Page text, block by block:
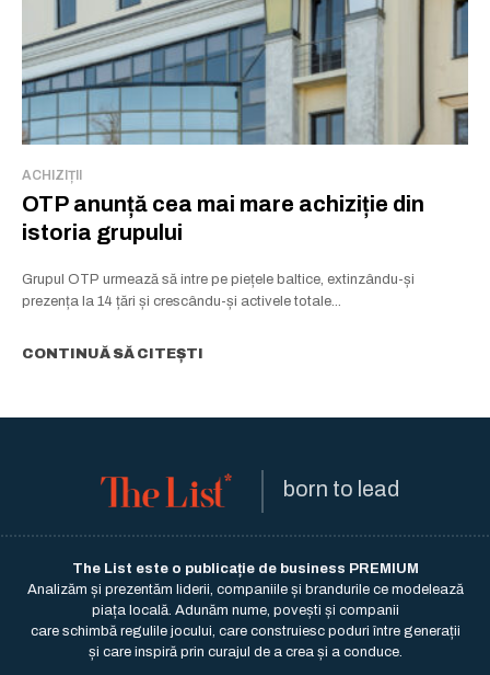
ACHIZIȚII
OTP anunță cea mai mare achiziție din
istoria grupului
Grupul OTP urmează să intre pe piețele baltice, extinzându-și
prezența la 14 țări și crescându-și activele totale...
CONTINUĂ SĂ CITEȘTI
born to lead
The List este o publicație de business PREMIUM
Analizăm și prezentăm liderii, companiile și brandurile ce modelează
piața locală. Adunăm nume, povești și companii
care schimbă regulile jocului, care construiesc poduri între generații
și care inspiră prin curajul de a crea și a conduce.